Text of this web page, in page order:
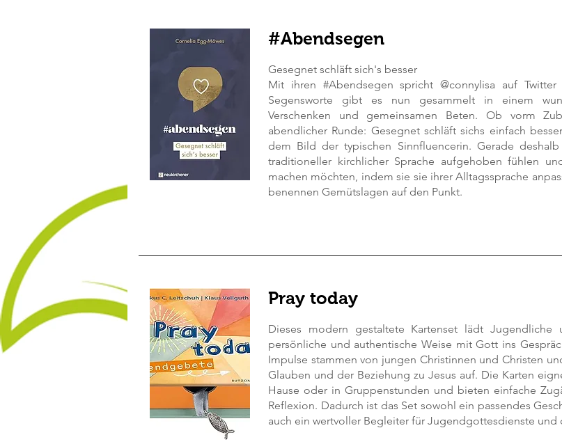
#Abendsegen
Gesegnet schläft sich's besser
Mit ihren #Abendsegen spricht @connylisa auf
Segensworte gibt es nun gesammelt in einem
Verschenken und gemeinsamen Beten. Ob vorm
abendlicher Runde: Gesegnet schläft sichs einfach
dem Bild der typischen Sinnfluencerin. Gerade
traditioneller kirchlicher Sprache aufgehoben fühlen
machen möchten, indem sie sie ihrer Alltagssprache
benennen Gemütslagen auf den Punkt.
Pray today
Dieses modern gestaltete Kartenset lädt
persönliche und authentische Weise mit Gott ins
Impulse stammen von jungen Christinnen und Christen
Glauben und der Beziehung zu Jesus auf. Die Karten
Hause oder in Gruppenstunden und bieten einfache
Reflexion. Dadurch ist das Set sowohl ein passendes
auch ein wertvoller Begleiter für Jugendgottesdienste